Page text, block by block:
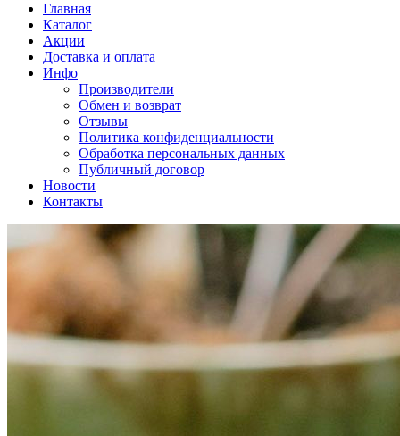
Главная
Каталог
Акции
Доставка и оплата
Инфо
Производители
Обмен и возврат
Отзывы
Политика конфиденциальности
Обработка персональных данных
Публичный договор
Новости
Контакты